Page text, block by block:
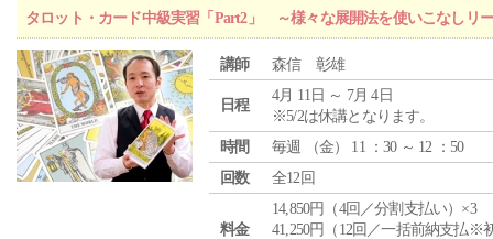
タロット・カード中級実習「Part2」 ～様々な展開法を使いこなしリ
講師 森信 彰雄
日程
4月 11日 ～ 7月 4日
※5/2は休講となります。
時間
毎週 （金） 11 ：30 ～ 12 ：50
回数
全12回
料金
14,850円（4回／分割支払い）×3
41,250円（12回／一括前納支払※